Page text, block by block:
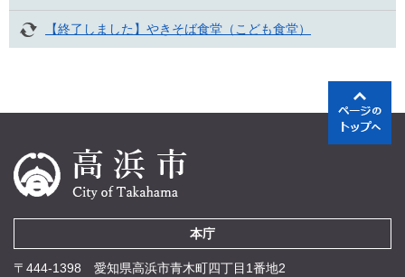
【終了しました】やきそば食堂（こども食堂）
本庁
〒444-1398 愛知県高浜市青木町四丁目1番地2